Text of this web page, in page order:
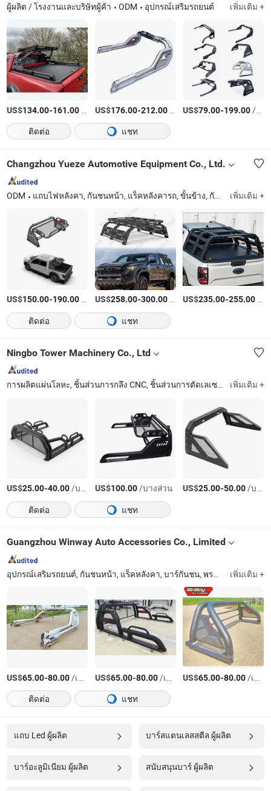
ผู้ผลิต / โรงงานและบริษัทผู้ค้า ODM อุปกรณ์เสริมรถยนต์ เพิ่มเติม +
US$134.00-161.00 US$176.00-212.00/บางส่วน US$79.00-199.00/เตรียมตัว
ติดต่อ
แชท
Changzhou Yueze Automotive Equipment Co., Ltd.
ODM แถบไฟหลังคา, กันชนหน้า, แร็คหลังคารถ, ขั้นข้าง, กันชนหลัง, แถบกันชน, แผ่นกันกระแทก, บันไดหลัง, กระจังหน้า, อุปกรณ์รถยนต์ออฟโรด เพิ่มเติม +
US$150.00-190.00 US$258.00-300.00/sets US$235.00-255.00
ติดต่อ
แชท
Ningbo Tower Machinery Co., Ltd
การผลิตแผ่นโลหะ, ชิ้นส่วนการกลึง CNC, ชิ้นส่วนการตัดเลเซอร์, ชิ้นส่วนการดัดท่อ, ชิ้นส่วนการเชื่อม, ชิ้นส่วนการปั๊ม, ที่นั่งรถบัส, แท่นลากจูง, วินช์ไฟฟ้า, ตัว spacer ล้อ เพิ่มเติม +
US$25.00-40.00/บางส่วน US$100.00/บางส่วน US$25.00-50.00/บางส่วน
ติดต่อ
แชท
Guangzhou Winway Auto Accessories Co., Limited
อุปกรณ์เสริมรถยนต์, กันชนหน้า, แร็คหลังคา, บาร์กันชน, พรมรถ, ท่อดูดน้ำ, ขั้นข้าง, กันฝน, ขอบซุ้มล้อ, กันโคลน เพิ่มเติม +
US$65.00-80.00/เตรียมตัว US$65.00-80.00/เตรียมตัว US$65.00-80.00/เตรียมตัว
ติดต่อ
แชท
แถบ Led ผู้ผลิต บาร์สแตนเลสสตีล ผู้ผลิต
บาร์อะลูมิเนียม ผู้ผลิต สนับสนุนบาร์ ผู้ผลิต